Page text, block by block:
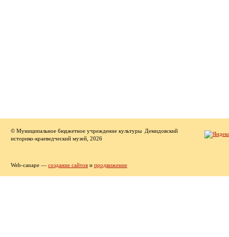
© Муниципальное бюджетное учреждение культуры Демидовский
историко-краеведческий музей, 2026
Web-canape — создание сайтов и продвижение